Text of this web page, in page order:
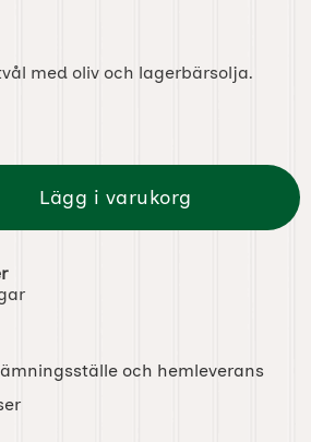
med oliv och lagerbärsolja.
Tvålflingor Aleptvål
Lägg i varukorg
och hemleverans